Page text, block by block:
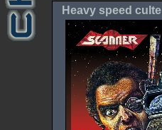
Heavy speed culte